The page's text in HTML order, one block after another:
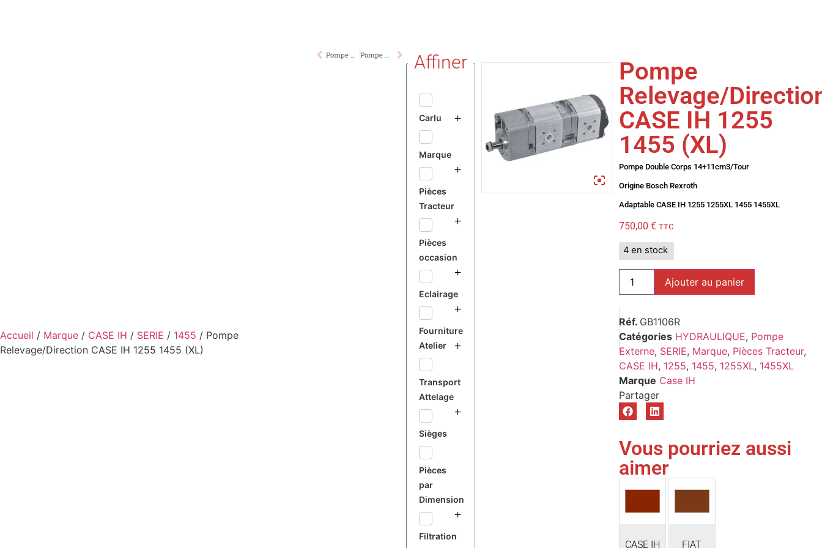
Accueil / Marque / CASE IH / SERIE / 1455 / Pompe
Relevage/Direction CASE IH 1255 1455 (XL)
Affiner
Carlu
Marque
Pièces
Tracteur
Pièces
occasion
Eclairage
Fourniture
Atelier
Transport
Attelage
Sièges
Pièces
par
Dimension
Filtration
Pompe
Relevage/
CASE IH 1255
1455 (XL)
Pompe Double Corps 14+11cm3/Tour
Origine Bosch Rexroth
Adaptable CASE IH 1255 1255XL 1455 1455XL
750,00 € TTC
4 en stock
Ajouter au panier
Réf. GB1106R
Catégories HYDRAULIQUE, Pompe
Externe, SERIE, Marque, Pièces Tracteur,
CASE IH, 1255, 1455, 1255XL, 1455XL
Marque Case IH
Vous pourriez aussi
aimer
CASE IH FIAT